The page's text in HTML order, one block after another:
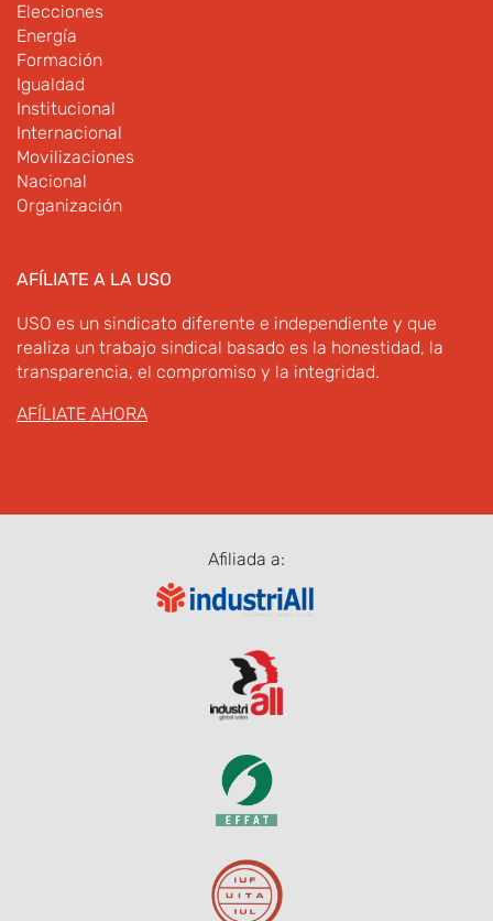
Elecciones
Energía
Formación
Igualdad
Institucional
Internacional
Movilizaciones
Nacional
Organización
AFÍLIATE A LA USO
USO es un sindicato diferente e independiente y que
realiza un trabajo sindical basado es la honestidad, la
transparencia, el compromiso y la integridad.
AFÍLIATE AHORA
Afiliada a: